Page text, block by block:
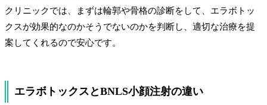
クリニックでは、まずは輪郭や骨格の診断をして、エラボトッ
クスが効果的なのかそうでないのかを判断し、適切な治療を提
案してくれるので安心です。
エラボトックスとBNLS小顔注射の違い